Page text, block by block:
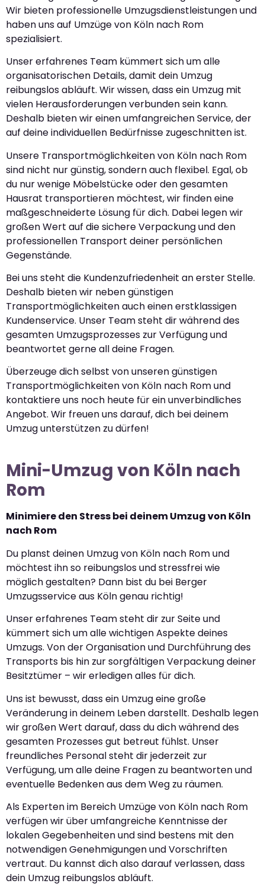
Wir bieten professionelle Umzugsdienstleistungen und
haben uns auf Umzüge von Köln nach Rom
spezialisiert.
Unser erfahrenes Team kümmert sich um alle
organisatorischen Details, damit dein Umzug
reibungslos abläuft. Wir wissen, dass ein Umzug mit
vielen Herausforderungen verbunden sein kann.
Deshalb bieten wir einen umfangreichen Service, der
auf deine individuellen Bedürfnisse zugeschnitten ist.
Unsere Transportmöglichkeiten von Köln nach Rom
sind nicht nur günstig, sondern auch flexibel. Egal, ob
du nur wenige Möbelstücke oder den gesamten
Hausrat transportieren möchtest, wir finden eine
maßgeschneiderte Lösung für dich. Dabei legen wir
großen Wert auf die sichere Verpackung und den
professionellen Transport deiner persönlichen
Gegenstände.
Bei uns steht die Kundenzufriedenheit an erster Stelle.
Deshalb bieten wir neben günstigen
Transportmöglichkeiten auch einen erstklassigen
Kundenservice. Unser Team steht dir während des
gesamten Umzugsprozesses zur Verfügung und
beantwortet gerne all deine Fragen.
Überzeuge dich selbst von unseren günstigen
Transportmöglichkeiten von Köln nach Rom und
kontaktiere uns noch heute für ein unverbindliches
Angebot. Wir freuen uns darauf, dich bei deinem
Umzug unterstützen zu dürfen!
Mini-Umzug von Köln nach
Rom
Minimiere den Stress bei deinem Umzug von Köln
nach Rom
Du planst deinen Umzug von Köln nach Rom und
möchtest ihn so reibungslos und stressfrei wie
möglich gestalten? Dann bist du bei Berger
Umzugsservice aus Köln genau richtig!
Unser erfahrenes Team steht dir zur Seite und
kümmert sich um alle wichtigen Aspekte deines
Umzugs. Von der Organisation und Durchführung des
Transports bis hin zur sorgfältigen Verpackung deiner
Besitztümer – wir erledigen alles für dich.
Uns ist bewusst, dass ein Umzug eine große
Veränderung in deinem Leben darstellt. Deshalb legen
wir großen Wert darauf, dass du dich während des
gesamten Prozesses gut betreut fühlst. Unser
freundliches Personal steht dir jederzeit zur
Verfügung, um alle deine Fragen zu beantworten und
eventuelle Bedenken aus dem Weg zu räumen.
Als Experten im Bereich Umzüge von Köln nach Rom
verfügen wir über umfangreiche Kenntnisse der
lokalen Gegebenheiten und sind bestens mit den
notwendigen Genehmigungen und Vorschriften
vertraut. Du kannst dich also darauf verlassen, dass
dein Umzug reibungslos abläuft.